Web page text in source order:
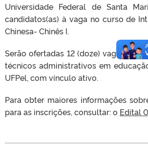
Universidade Federal de Santa
candidatos(as) à vaga no curso de
Chinesa- Chinês I.
Serão ofertadas 12 (doze) vagas,
técnicos administrativos em
UFPel, com vínculo ativo.
Para obter maiores informações
para as inscrições, consultar: o Edital